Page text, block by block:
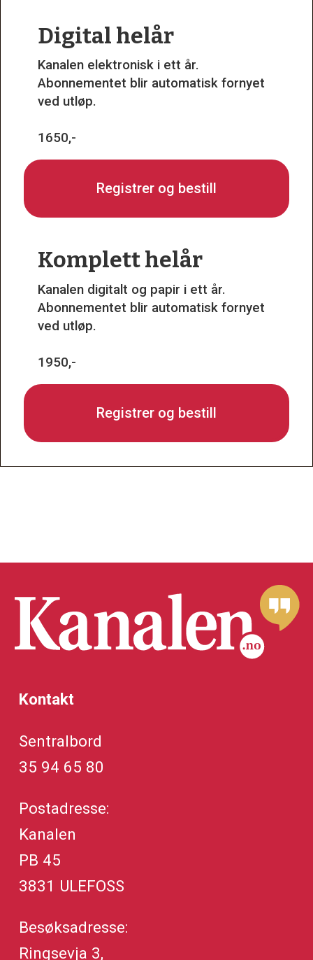
Digital helår
Kanalen elektronisk i ett år.
Abonnementet blir automatisk fornyet
ved utløp.
1650,-
Registrer og bestill
Komplett helår
Kanalen digitalt og papir i ett år.
Abonnementet blir automatisk fornyet
ved utløp.
1950,-
Registrer og bestill
Kontakt
Sentralbord
35 94 65 80
Postadresse:
Kanalen
PB 45
3831 ULEFOSS
Besøksadresse:
Ringsevja 3,